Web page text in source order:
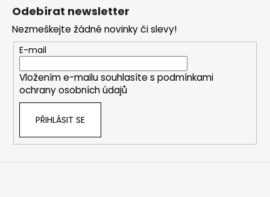
Odebírat newsletter
Nezmeškejte žádné novinky či slevy!
E-mail
Vložením e-mailu souhlasíte s podmínkami
ochrany osobních údajů
PŘIHLÁSIT SE